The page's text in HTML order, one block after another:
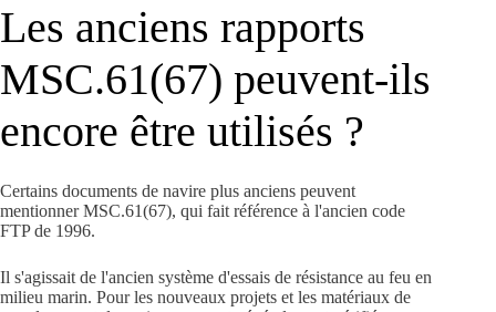
Les anciens rapports
MSC.61(67) peuvent-ils
encore être utilisés ?
Certains documents de navire plus anciens peuvent
mentionner MSC.61(67), qui fait référence à l'ancien code
FTP de 1996.
Il s'agissait de l'ancien système d'essais de résistance au feu en
milieu marin. Pour les nouveaux projets et les matériaux de